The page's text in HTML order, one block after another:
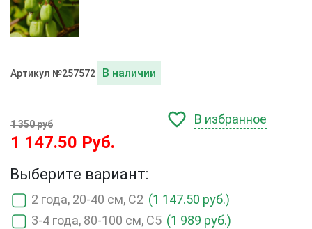
Артикул №257572 В наличии
1 350 руб
1 147.50 Руб.
В избранное
Выберите вариант:
2 года, 20-40 см, С2 (1 147.50 руб.)
3-4 года, 80-100 см, С5 (1 989 руб.)